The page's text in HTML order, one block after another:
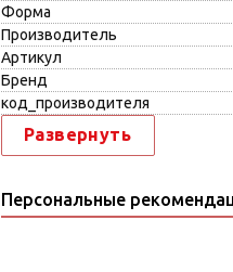
Форма
Производитель
Артикул
Бренд
код_производителя
Развернуть
Персональные